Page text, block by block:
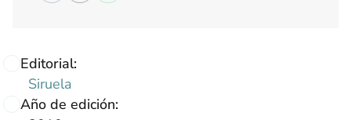
Editorial:
Siruela
Año de edición: